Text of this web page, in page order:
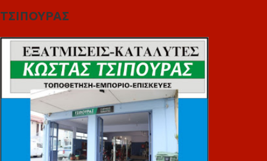
ΤΣΙΠΟΥΡΑΣ